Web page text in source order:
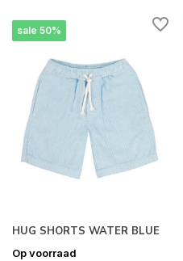
sale 50%
HUG SHORTS WATER BLUE
Op voorraad